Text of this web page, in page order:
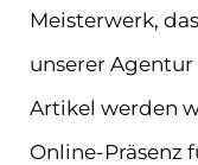
Meisterwerk,
unserer
Artikel werden
Online-Präsenz